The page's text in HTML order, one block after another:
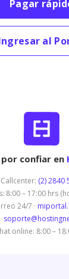
Pagar
al
por confiar en
Callcenter: (2) 2840
8:00 – 17:00 hrs
24/7 ·
online: 8:00 –